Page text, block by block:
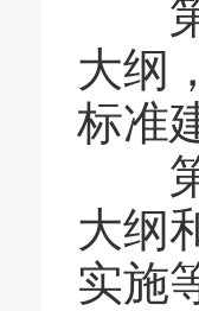
第
大纲
标准
第
大纲
实施